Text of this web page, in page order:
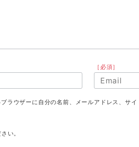
［必須］
ラウザーに自分の名前、メールアドレス、サイ
い。